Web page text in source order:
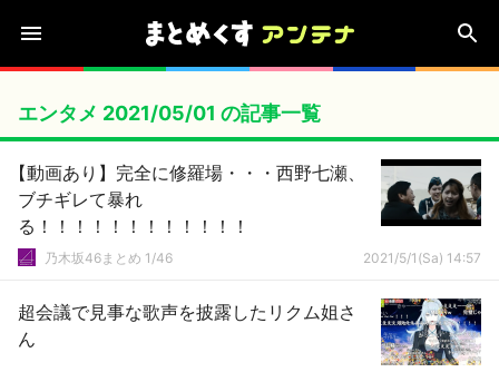
エンタメ 2021/05/01 の記事一覧
【動画あり】完全に修羅場・・・西野七瀬、
ブチギレて暴れ
る！！！！！！！！！！！！
乃木坂46まとめ 1/46 2021/5/1(Sa) 14:57
超会議で見事な歌声を披露したリクム姐さ
ん